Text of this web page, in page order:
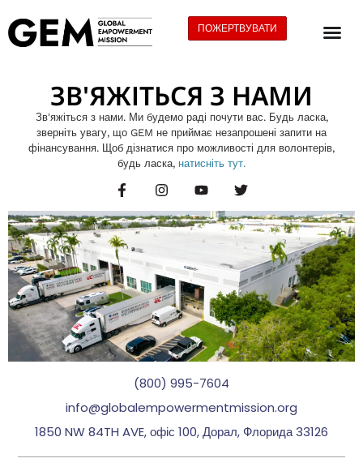
ПОЖЕРТВУВАТИ
ЗВ'ЯЖІТЬСЯ З НАМИ
Зв'яжіться з нами. Ми будемо раді почути вас. Будь ласка,
зверніть увагу, що GEM не приймає незапрошені запити на
фінансування. Щоб дізнатися про можливості для волонтерів,
будь ласка, натисніть тут.
(800) 995-7604
info@globalempowermentmission.org
1850 NW 84TH AVE, офіс 100, Дорал, Флорида 33126